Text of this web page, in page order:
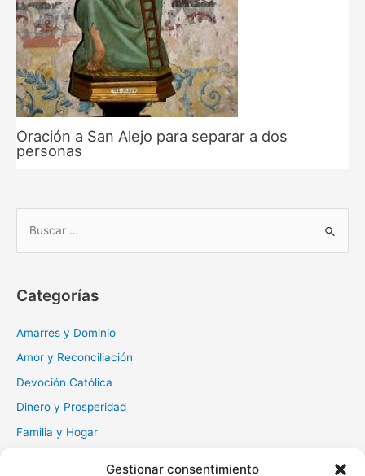
Gestionar consentimiento
Oración a San Alejo para separar a dos
personas
r
Categorías
Amarres y Dominio
Amor y Reconciliación
Devoción Católica
Dinero y Prosperidad
Familia y Hogar